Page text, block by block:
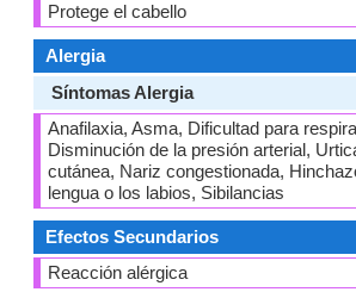
Protege el cabello
Alergia
Síntomas Alergia
Anafilaxia, Asma, Dificultad para
Disminución de la presión arterial,
cutánea, Nariz congestionada,
lengua o los labios, Sibilancias
Efectos Secundarios
Reacción alérgica